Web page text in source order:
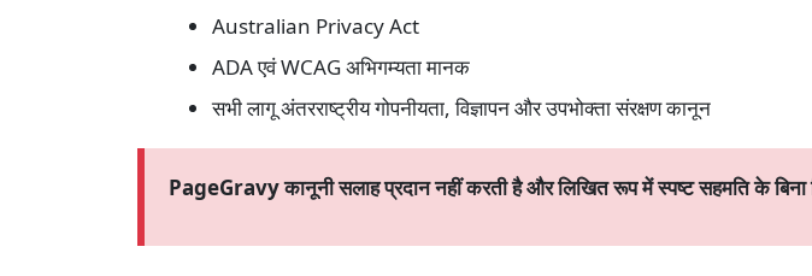
Australian Privacy Act
ADA एवं WCAG अभिगम्यता मानक
सभी लागू अंतरराष्ट्रीय गोपनीयता, विज्ञापन और उपभोक्ता संरक्षण कानून
PageGravy कानूनी सलाह प्रदान नहीं करती है और लिखित रूप में स्पष्ट सहमति के बिना